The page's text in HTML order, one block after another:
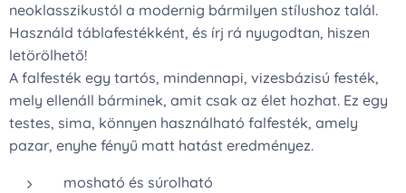
neoklasszikustól a modernig bármilyen stílushoz talál.
Használd táblafestékként, és írj rá nyugodtan, hiszen
letörölhető!
A falfesték egy tartós, mindennapi, vizesbázisú festék,
mely ellenáll bárminek, amit csak az élet hozhat. Ez egy
testes, sima, könnyen használható falfesték, amely
pazar, enyhe fényű matt hatást eredményez.
mosható és súrolható